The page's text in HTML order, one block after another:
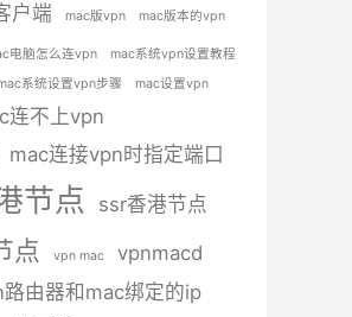
户端 mac版vpn mac版本的vpn
电脑怎么连vpn
mac系统vpn设置教程
系统设置vpn步骤 mac设置vpn
连不上vpn
mac连接vpn时指定端口
节点 ssr香港节点
点 vpn mac vpnmacd
由器和mac绑定的ip